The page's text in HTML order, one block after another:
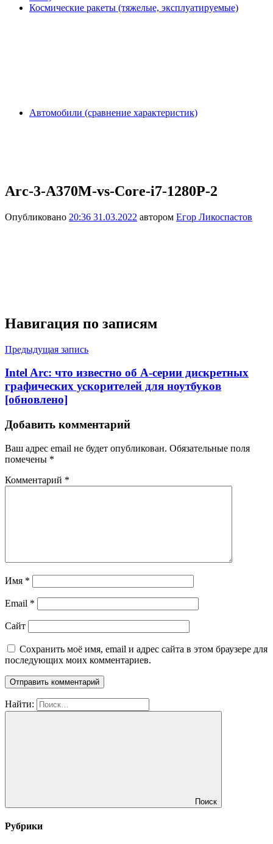
Космические ракеты (тяжелые, эксплуатируемые)
Автомобили (сравнение характеристик)
Arc-3-A370M-vs-Core-i7-1280P-2
Опубликовано 20:36 31.03.2022 автором Егор Ликоспастов
Навигация по записям
Предыдущая запись
Intel Arc: что известно об A-серии дискретных
графических ускорителей для ноутбуков
[обновлено]
Добавить комментарий
Ваш адрес email не будет опубликован. Обязательные поля
помечены *
Комментарий *
Имя *
Email *
Сайт
Сохранить моё имя, email и адрес сайта в этом браузере для
последующих моих комментариев.
Найти:
Поиск
Рубрики